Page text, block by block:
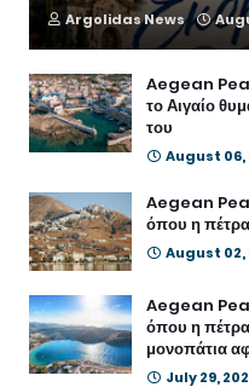
Argolidas News
Aegean
το Αιγαίο
του
August 06,
Aegean
όπου η πέτρα
August 02,
Aegean
όπου η πέτρα
μονοπάτια
July 29,